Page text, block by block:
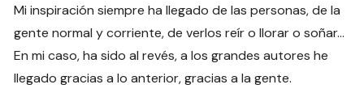
Mi inspiración siempre ha llegado de las personas, de la
gente normal y corriente, de verlos reír o llorar o soñar…
En mi caso, ha sido al revés, a los grandes autores he
llegado gracias a lo anterior, gracias a la gente.